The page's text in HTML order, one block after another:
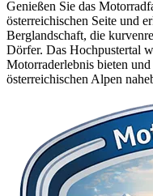
Genießen Sie das
österreichischen Seite und
Berglandschaft, die
Dörfer. Das Hochpustertal
Motorraderlebnis bieten
österreichischen Alpen